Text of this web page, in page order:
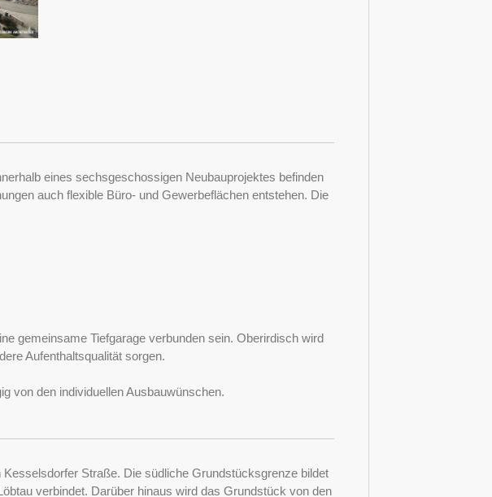
eines sechsgeschossigen Neubauprojektes befinden
auch flexible Büro- und Gewerbeflächen entstehen. Die
gemeinsame Tiefgarage verbunden sein. Oberirdisch wird
Aufenthaltsqualität sorgen.
von den individuellen Ausbauwünschen.
Straße. Die südliche Grundstücksgrenze bildet
verbindet. Darüber hinaus wird das Grundstück von den